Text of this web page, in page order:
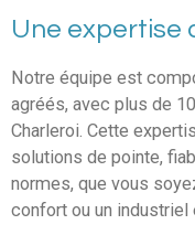
Une expertise
Notre équipe est
agréés, avec plus de
Charleroi. Cette
solutions de pointe,
normes, que vous
confort ou un industriel